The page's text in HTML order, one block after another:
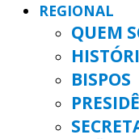
REGIONAL
QUEM
BISPOS